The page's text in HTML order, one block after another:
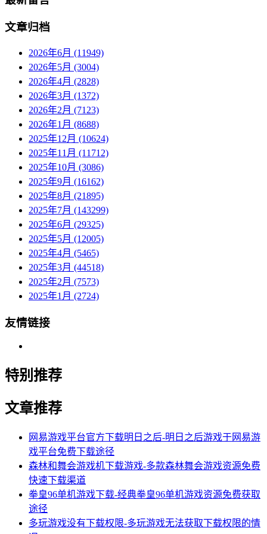
文章归档
2026年6月 (11949)
2026年5月 (3004)
2026年4月 (2828)
2026年3月 (1372)
2026年2月 (7123)
2026年1月 (8688)
2025年12月 (10624)
2025年11月 (11712)
2025年10月 (3086)
2025年9月 (16162)
2025年8月 (21895)
2025年7月 (143299)
2025年6月 (29325)
2025年5月 (12005)
2025年4月 (5465)
2025年3月 (44518)
2025年2月 (7573)
2025年1月 (2724)
友情链接
特别推荐
文章推荐
网易游戏平台官方下载明日之后-明日之后游戏于网易游
戏平台免费下载途径
森林和舞会游戏机下载游戏-多款森林舞会游戏资源免费
快速下载渠道
拳皇96单机游戏下载-经典拳皇96单机游戏资源免费获取
途径
多玩游戏没有下载权限-多玩游戏无法获取下载权限的情